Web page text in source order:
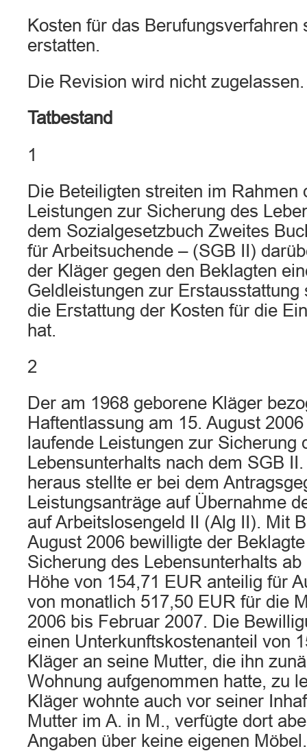
Kosten für das Berufungsverfahren
erstatten.
Die Revision wird nicht zugelassen.
Tatbestand
1
Die Beteiligten streiten im Rahmen
Leistungen zur Sicherung des
dem Sozialgesetzbuch Zweites
für Arbeitsuchende – (SGB II)
der Kläger gegen den Beklagten
Geldleistungen zur Erstausstattung
die Erstattung der Kosten für die
hat.
2
Der am 1968 geborene Kläger
Haftentlassung am 15. August
laufende Leistungen zur Sicherung
Lebensunterhalts nach dem SGB
heraus stellte er bei dem
Leistungsanträge auf Übernahme
auf Arbeitslosengeld II (Alg II). Mit
August 2006 bewilligte der
Sicherung des Lebensunterhalts
Höhe von 154,71 EUR anteilig für
von monatlich 517,50 EUR für die
2006 bis Februar 2007. Die
einen Unterkunftskostenanteil von
Kläger an seine Mutter, die ihn
Wohnung aufgenommen hatte, zu
Kläger wohnte auch vor seiner
Mutter im A. in M., verfügte dort
Angaben über keine eigenen Möbel.